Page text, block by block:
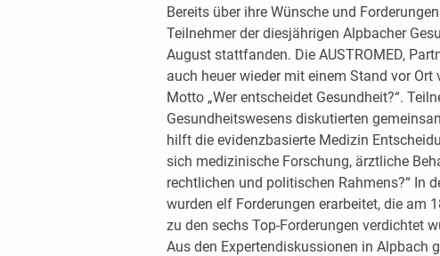
Bereits über ihre Wünsche und
Teilnehmer der diesjährigen Alpbacher
August stattfanden. Die AUSTROMED,
auch heuer wieder mit einem Stand vor
Motto „Wer entscheidet Gesundheit?“.
Gesundheitswesens diskutierten
hilft die evidenzbasierte Medizin
sich medizinische Forschung, ärztliche
rechtlichen und politischen Rahmens?“ In
wurden elf Forderungen erarbeitet, die am
zu den sechs Top-Forderungen verdichtet
Aus den Expertendiskussionen in Alpbach